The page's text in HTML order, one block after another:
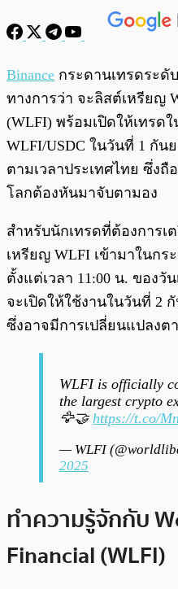
Binance กระดานเทรดระดั
ทางการว่า จะลิสต์เหรียญ
(WLFI) พร้อมเปิดให้เทรด
WLFI/USDC ในวันที่ 1 กัน
ตามเวลาประเทศไทย ซึ่ง
โลกต้องหันมาจับตามอง
สำหรับนักเทรดที่ต้องการเ
เหรียญ WLFI เข้ามาในกร
ตั้งแต่เวลา 11:00 น. ของ
จะเปิดให้ใช้งานในวันที่ 2 กั
ซึ่งอาจมีการเปลี่ยนแปลงต
WLFI is officially
the largest crypto
🦅🤝 https://t.co/
— WLFI
2025
ทำความรู้จักกับ
Financial (WLFI)